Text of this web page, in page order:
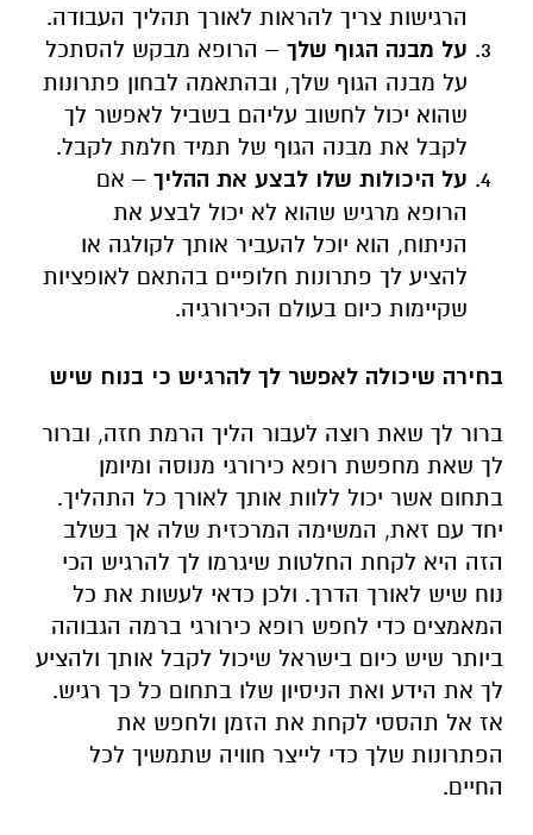
הרגישות צריך להראות לאורך תהליך העבודה.
על מבנה הגוף שלך – הרופא מבקש להסתכל
על מבנה הגוף שלך, ובהתאמה לבחון פתרונות
שהוא יכול לחשוב עליהם בשביל לאפשר לך
לקבל את מבנה הגוף של תמיד חלמת לקבל.
על היכולות שלו לבצע את ההליך – אם
הרופא מרגיש שהוא לא יכול לבצע את
הניתוח, הוא יוכל להעביר אותך לקולגה או
להציע לך פתרונות חלופיים בהתאם לאופציות
שקיימות כיום בעולם הכירורגיה.
בחירה שיכולה לאפשר לך להרגיש כי בנוח שיש
ברור לך שאת רוצה לעבור הליך הרמת חזה, וברור
לך שאת מחפשת רופא כירורגי מנוסה ומיומן
בתחום אשר יכול ללוות אותך לאורך כל התהליך.
יחד עם זאת, המשימה המרכזית שלה אך בשלב
הזה היא לקחת החלטות שיגרמו לך להרגיש הכי
נוח שיש לאורך הדרך. ולכן כדאי לעשות את כל
המאמצים כדי לחפש רופא כירורגי ברמה הגבוהה
ביותר שיש כיום בישראל שיכול לקבל אותך ולהציע
לך את הידע ואת הניסיון שלו בתחום כל כך רגיש.
אז אל תהססי לקחת את הזמן ולחפש את
הפתרונות שלך כדי לייצר חוויה שתמשיך לכל
החיים.